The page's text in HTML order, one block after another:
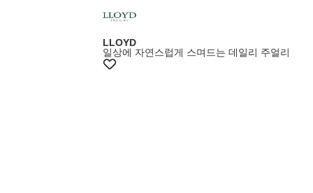
LLOYD
일상에 자연스럽게 스며드는 데일리 주얼리